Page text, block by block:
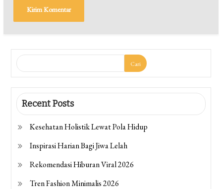
Cari
Recent Posts
Kesehatan Holistik Lewat Pola Hidup
Inspirasi Harian Bagi Jiwa Lelah
Rekomendasi Hiburan Viral 2026
Tren Fashion Minimalis 2026